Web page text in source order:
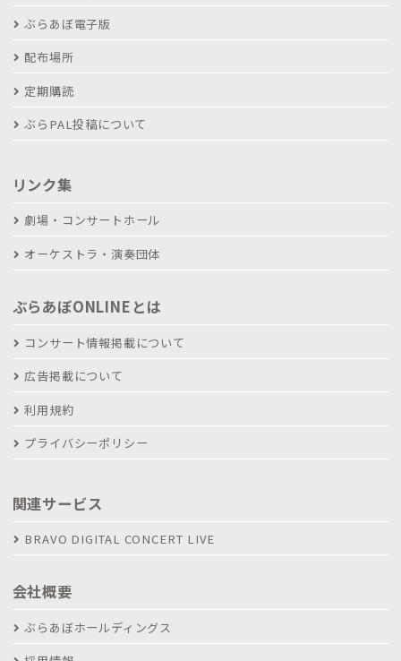
ぶらあぼ電子版
配布場所
定期購読
ぶらPAL投稿について
リンク集
劇場・コンサートホール
オーケストラ・演奏団体
ぶらあぼONLINEとは
コンサート情報掲載について
広告掲載について
利用規約
プライバシーポリシー
関連サービス
BRAVO DIGITAL CONCERT LIVE
会社概要
ぶらあぼホールディングス